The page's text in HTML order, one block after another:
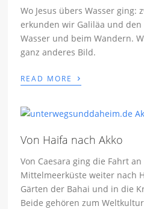
Wo Jesus übers Wasser ging:
erkunden wir Galiläa und den
Wasser und beim Wandern.
ganz anderes Bild.
READ MORE ›
Von Haifa nach Akko
Von Caesara ging die Fahrt
Mittelmeerküste weiter nach
Gärten der Bahai und in die
Beide gehören zum